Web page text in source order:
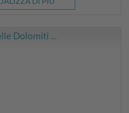
Dolomiti ...